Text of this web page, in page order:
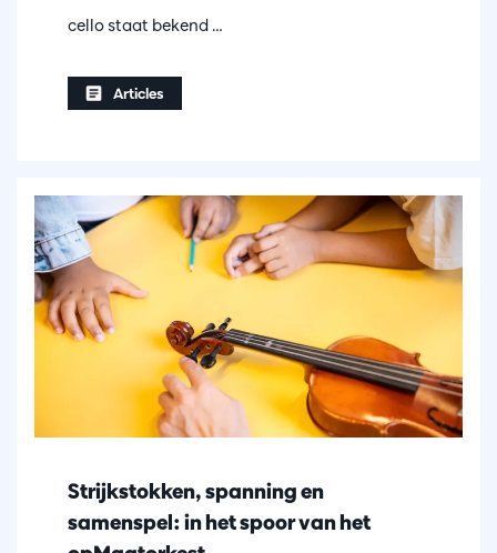
cello staat bekend …
Articles
Strijkstokken, spanning en
samenspel: in het spoor van het